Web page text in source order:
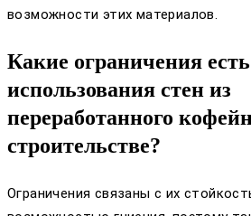
возможности этих материалов.
Какие ограничения
использования стен из
переработанного
строительстве?
Ограничения связаны с их